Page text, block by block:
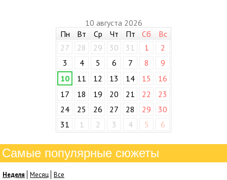
10 августа 2026
Пн
Вт Ср Чт Пт Сб
Вс
27
28 29 30 31 1
2
3
4 5 6 7 8
9
10
11 12 13 14 15
16
17
18 19 20 21 22
23
24
25 26 27 28 29
30
31
1 2 3 4 5 6
Самые популярные сюжеты
Неделя Месяц Все